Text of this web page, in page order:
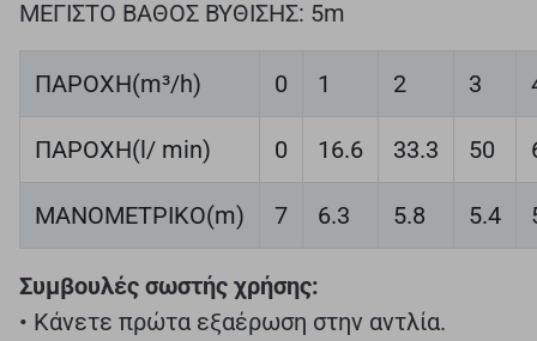
ΜΕΓΙΣΤΟ ΒΑΘΟΣ ΒΥΘΙΣΗΣ: 5m
ΠΑΡΟΧΗ(m³/h) 0 1 2 3
ΠΑΡΟΧΗ(l/ min) 0 16.6 33.3 50
ΜΑΝΟΜΕΤΡΙΚΟ(m) 7 6.3 5.8 5.4
Συμβουλές σωστής χρήσης:
• Κάνετε πρώτα εξαέρωση στην αντλία.